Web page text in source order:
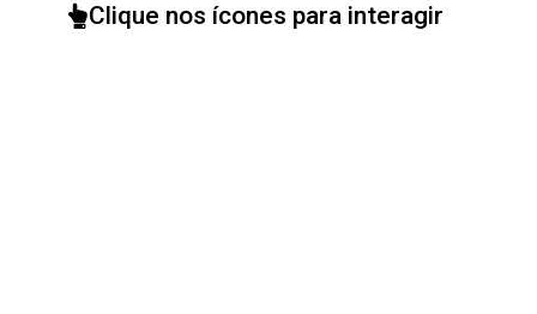
Clique nos ícones para interagir